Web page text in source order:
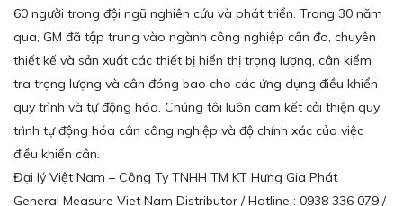
60 người trong đội ngũ nghiên cứu và phát triển. Trong 30 năm
qua, GM đã tập trung vào ngành công nghiệp cân đo, chuyên
thiết kế và sản xuất các thiết bị hiển thị trọng lượng, cân kiểm
tra trọng lượng và cân đóng bao cho các ứng dụng điều khiển
quy trình và tự động hóa. Chúng tôi luôn cam kết cải thiện quy
trình tự động hóa cân công nghiệp và độ chính xác của việc
điều khiển cân.
Đại lý Việt Nam – Công Ty TNHH TM KT Hưng Gia Phát
General Measure Viet Nam Distributor / Hotline : 0938 336 079 /